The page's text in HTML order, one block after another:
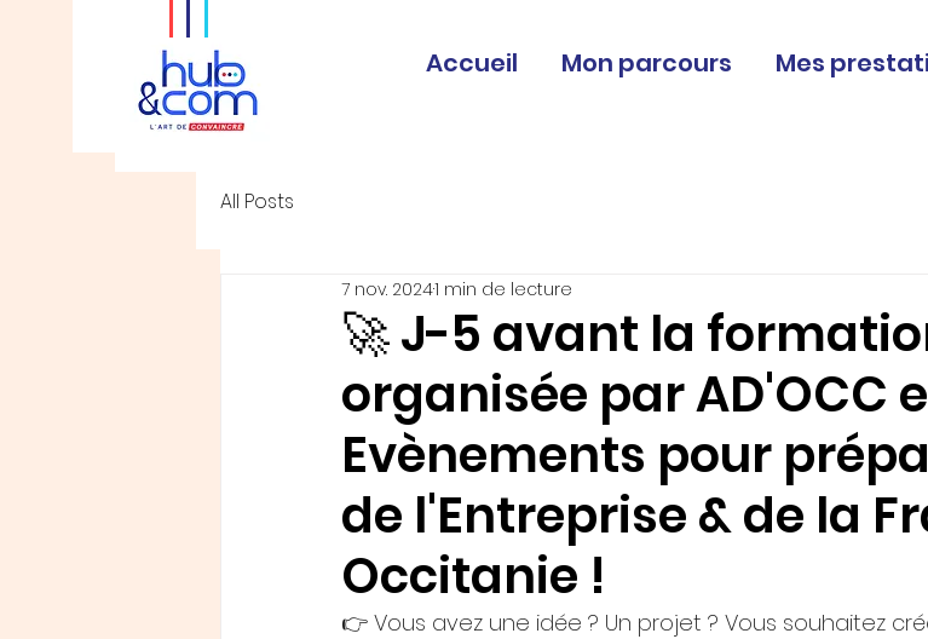
Accueil Mon parcours Mes
All Posts
🚀 J-5 avant la
organisée par AD'OCC
Evènements pour
de l'Entreprise & de la
Occitanie !
7 nov. 20241 min de lecture
👉 Vous avez une idée ? Un projet ? Vous souhaitez